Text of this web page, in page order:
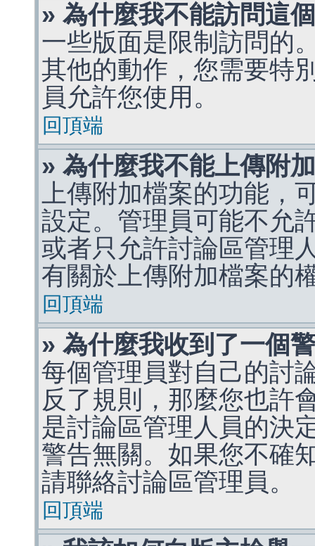
» 為什麼我不能訪問這
一些版面是限制訪問的
其他的動作，您需要特
員允許您使用。
回頂端
» 為什麼我不能上傳附
上傳附加檔案的功能，
設定。管理員可能不允
或者只允許討論區管理
有關於上傳附加檔案的
回頂端
» 為什麼我收到了一個
每個管理員對自己的討
反了規則，那麼您也許
是討論區管理人員的決
警告無關。如果您不確
請聯絡討論區管理員。
回頂端